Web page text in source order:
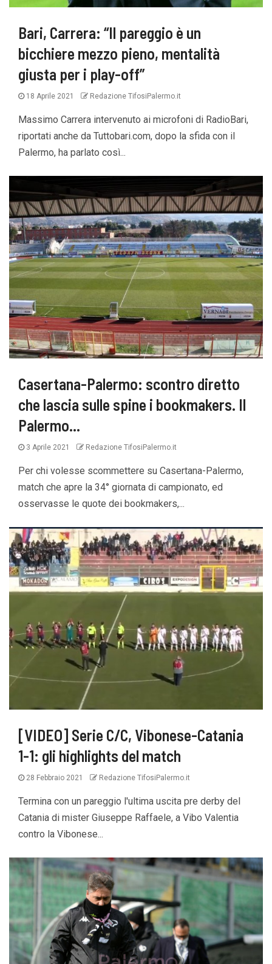
Bari, Carrera: “Il pareggio è un
bicchiere mezzo pieno, mentalità
giusta per i play-off”
18 Aprile 2021 Redazione TifosiPalermo.it
Massimo Carrera intervenuto ai microfoni di RadioBari,
riportati anche da Tuttobari.com, dopo la sfida con il
Palermo, ha parlato così...
Casertana-Palermo: scontro diretto
che lascia sulle spine i bookmakers. Il
Palermo…
3 Aprile 2021 Redazione TifosiPalermo.it
Per chi volesse scommettere su Casertana-Palermo,
match che apre la 34° giornata di campionato, ed
osservasse le quote dei bookmakers,...
[VIDEO] Serie C/C, Vibonese-Catania
1-1: gli highlights del match
28 Febbraio 2021 Redazione TifosiPalermo.it
Termina con un pareggio l'ultima uscita pre derby del
Catania di mister Giuseppe Raffaele, a Vibo Valentia
contro la Vibonese...